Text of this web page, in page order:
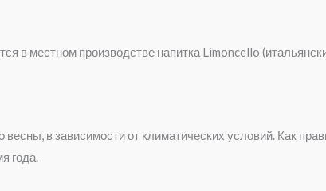
в местном производстве напитка Limoncello
в зависимости от климатических условий. Как
года.